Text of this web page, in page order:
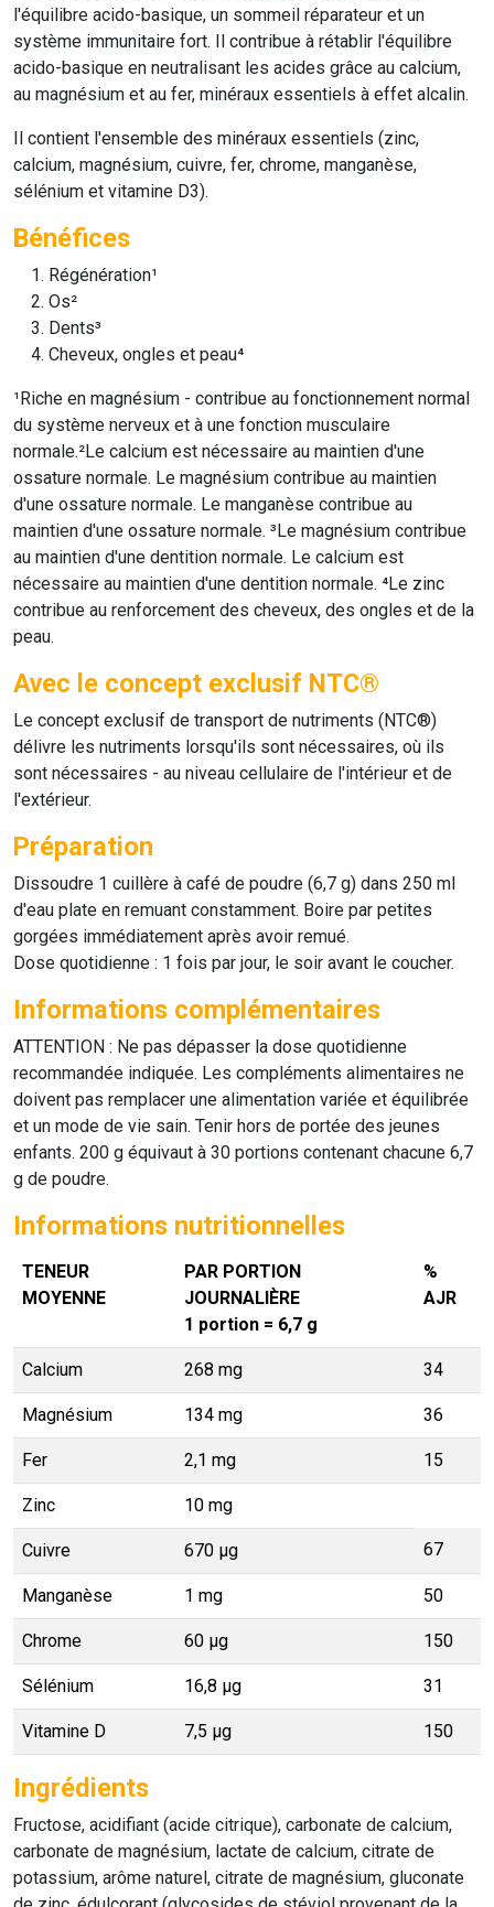
l'équilibre acido-basique, un sommeil réparateur et un
système immunitaire fort. Il contribue à rétablir l'équilibre
acido-basique en neutralisant les acides grâce au calcium,
au magnésium et au fer, minéraux essentiels à effet alcalin.
Il contient l'ensemble des minéraux essentiels (zinc,
calcium, magnésium, cuivre, fer, chrome, manganèse,
sélénium et vitamine D3).
Bénéfices
Régénération¹
Os²
Dents³
Cheveux, ongles et peau⁴
¹Riche en magnésium - contribue au fonctionnement normal
du système nerveux et à une fonction musculaire
normale.²Le calcium est nécessaire au maintien d'une
ossature normale. Le magnésium contribue au maintien
d'une ossature normale. Le manganèse contribue au
maintien d'une ossature normale. ³Le magnésium contribue
au maintien d'une dentition normale. Le calcium est
nécessaire au maintien d'une dentition normale. ⁴Le zinc
contribue au renforcement des cheveux, des ongles et de la
peau.
Avec le concept exclusif NTC®
Le concept exclusif de transport de nutriments (NTC®)
délivre les nutriments lorsqu'ils sont nécessaires, où ils
sont nécessaires - au niveau cellulaire de l'intérieur et de
l'extérieur.
Préparation
Dissoudre 1 cuillère à café de poudre (6,7 g) dans 250 ml
d'eau plate en remuant constamment. Boire par petites
gorgées immédiatement après avoir remué.
Dose quotidienne : 1 fois par jour, le soir avant le coucher.
Informations complémentaires
ATTENTION : Ne pas dépasser la dose quotidienne
recommandée indiquée. Les compléments alimentaires ne
doivent pas remplacer une alimentation variée et équilibrée
et un mode de vie sain. Tenir hors de portée des jeunes
enfants. 200 g équivaut à 30 portions contenant chacune 6,7
g de poudre.
Informations nutritionnelles
TENEUR
MOYENNE
PAR PORTION
JOURNALIÈRE
1 portion = 6,7 g
%
AJR
Calcium 268 mg 34
Magnésium 134 mg 36
Fer 2,1 mg 15
Zinc 10 mg
Cuivre 670 µg 67
Manganèse 1 mg 50
Chrome 60 µg 150
Sélénium 16,8 µg 31
Vitamine D 7,5 µg 150
Ingrédients
Fructose, acidifiant (acide citrique), carbonate de calcium,
carbonate de magnésium, lactate de calcium, citrate de
potassium, arôme naturel, citrate de magnésium, gluconate